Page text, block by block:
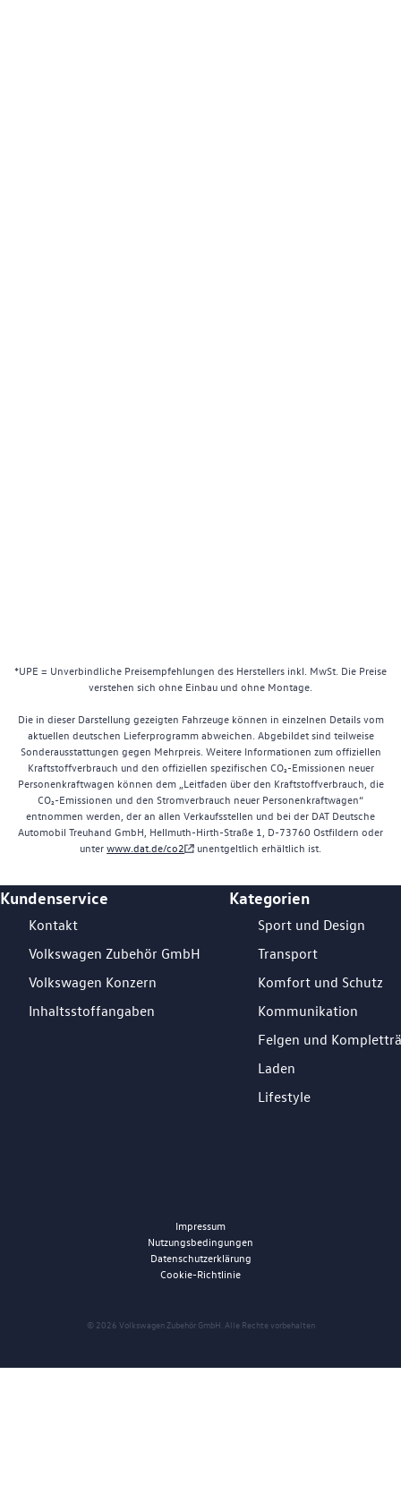
*UPE = Unverbindliche Preisempfehlungen des Herstellers inkl. MwSt. Die Preise
verstehen sich ohne Einbau und ohne Montage.
Die in dieser Darstellung gezeigten Fahrzeuge können in einzelnen Details vom
aktuellen deutschen Lieferprogramm abweichen. Abgebildet sind teilweise
Sonderausstattungen gegen Mehrpreis. Weitere Informationen zum offiziellen
Kraftstoffverbrauch und den offiziellen spezifischen CO₂-Emissionen neuer
Personenkraftwagen können dem „Leitfaden über den Kraftstoffverbrauch, die
CO₂-Emissionen und den Stromverbrauch neuer Personenkraftwagen“
entnommen werden, der an allen Verkaufsstellen und bei der DAT Deutsche
Automobil Treuhand GmbH, Hellmuth-Hirth-Straße 1, D-73760 Ostfildern oder
unterwww.dat.de/co2 unentgeltlich erhältlich ist.
Footer Teaser
Kundenservice
Kontakt
Volkswagen Zubehör GmbH
Volkswagen Konzern
Inhaltsstoffangaben
Kategorien
Sport und Design
Transport
Komfort und Schutz
Kommunikation
Felgen und
Laden
Lifestyle
© 2026 Volkswagen Zubehör GmbH. Alle Rechte vorbehalten
Impressum
Nutzungsbedingungen
Datenschutzerklärung
Cookie-Richtlinie